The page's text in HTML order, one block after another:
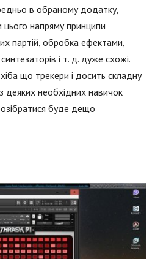
в обраному додатку,
цього напряму принципи
партій, обробка ефектами,
і т. д. дуже схожі.
що трекери і досить складну
деяких необхідних навичок
буде дещо